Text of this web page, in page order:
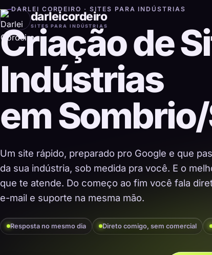
darleicordeiro
SITES PARA INDÚSTRIAS
DARLEI CORDEIRO · SITES PARA INDÚSTRIAS
Criação de
Indústrias
em
Um site rápido, preparado pro Google e que
da sua indústria, sob medida pra você. E o
que te atende. Do começo ao fim você fala
e-mail e suporte na mesma mão.
Resposta no mesmo dia Direto comigo, sem comercial